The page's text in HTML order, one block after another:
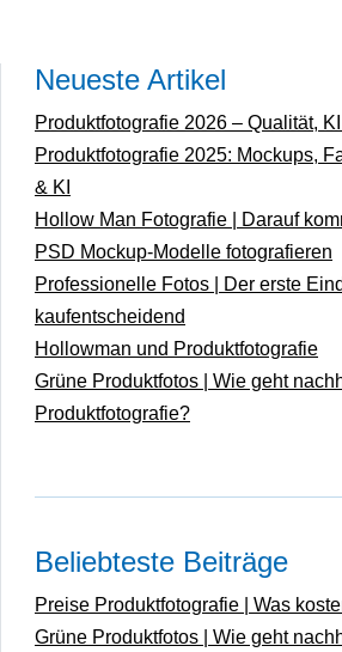
Neueste Artikel
Produktfotografie 2026 – Qualität,
Produktfotografie 2025: Mockups,
& KI
Hollow Man Fotografie | Darauf
PSD Mockup-Modelle fotografieren
Professionelle Fotos | Der erste
kaufentscheidend
Hollowman und Produktfotografie
Grüne Produktfotos | Wie geht
Produktfotografie?
Beliebteste Beiträge
Preise Produktfotografie | Was
Grüne Produktfotos | Wie geht